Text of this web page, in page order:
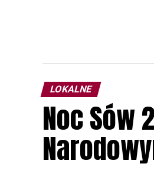
LOKALNE
Noc Sów